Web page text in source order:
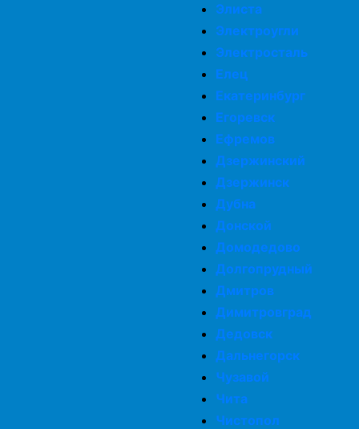
Элиста
Электроугли
Электросталь
Елец
Екатеринбург
Егоревск
Ефремов
Дзержинский
Дзержинск
Дубна
Донской
Домодедово
Долгопрудный
Дмитров
Димитровград
Дедовск
Дальнегорск
Чузавой
Чита
Чистопол